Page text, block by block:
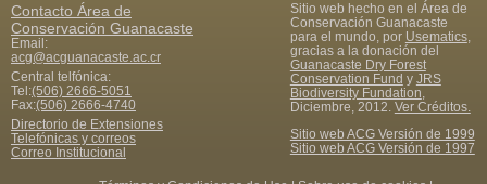
Contacto Área de
Conservación Guanacaste
Email:
acg@acguanacaste.ac.cr
Central telfónica:
Tel:(506) 2666-5051
Fax:(506) 2666-4740
Directorio de Extensiones
Telefónicas y correos
Correo Institucional
Sitio web hecho en el Área de
Conservación Guanacaste
para el mundo, por Usematics,
gracias a la donación del
Guanacaste Dry Forest
Conservation Fund y JRS
Biodiversity Fundation,
Diciembre, 2012. Ver Créditos.
Sitio web ACG Versión de 1999
Sitio web ACG Versión de 1997